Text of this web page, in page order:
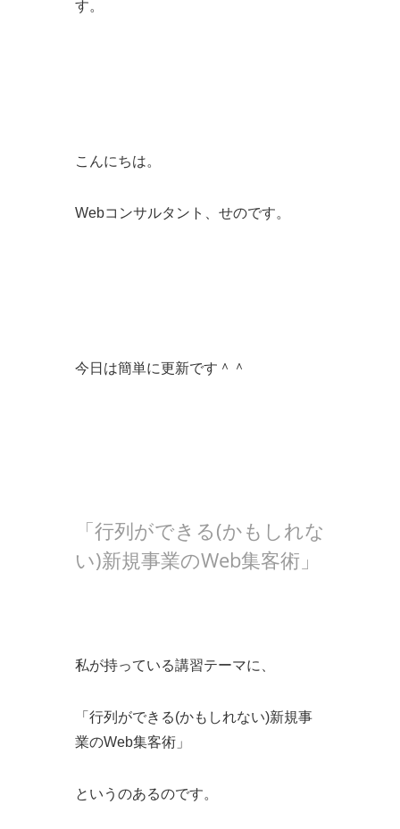
す。
こんにちは。
Webコンサルタント、せのです。
今日は簡単に更新です＾＾
「行列ができる(かもしれな
い)新規事業のWeb集客術」
私が持っている講習テーマに、
「行列ができる(かもしれない)新規事
業のWeb集客術」
というのあるのです。